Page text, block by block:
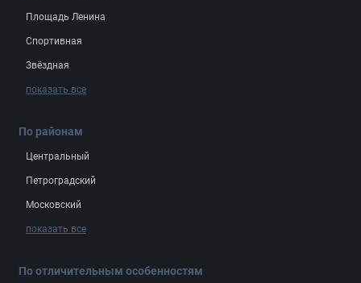
Площадь Ленина
Спортивная
Звёздная
показать все
По районам
Центральный
Петроградский
Московский
показать все
По отличительным особенностям